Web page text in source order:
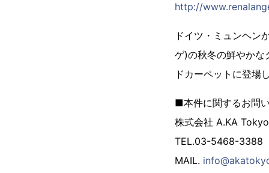
http://
ドイツ・ミュンヘン
ゲ)の秋冬の鮮やかな
ドカーペットに登場
■本件に関するお問
株式会社 A.KA Tokyo
TEL.03-5468-3388
MAIL.